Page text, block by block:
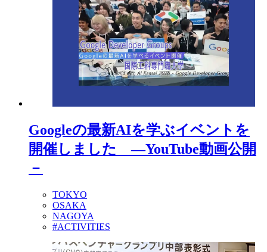
Googleの最新AIを学ぶイベントを
開催しました ―YouTube動画公開
－
TOKYO
OSAKA
NAGOYA
#ACTIVITIES